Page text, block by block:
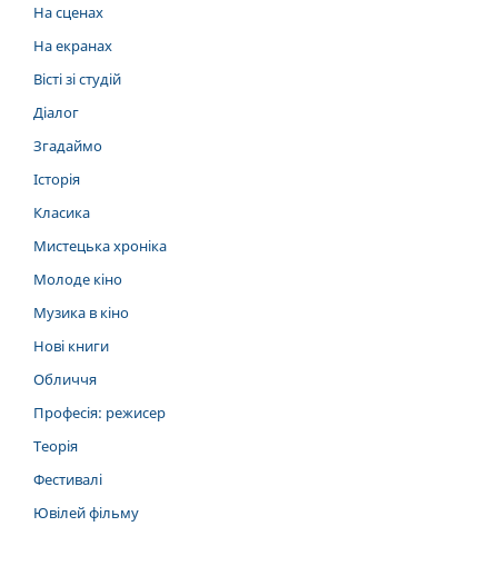
На сценах
На екранах
Вісті зі студій
Діалог
Згадаймо
Історія
Класика
Мистецька хроніка
Молоде кіно
Музика в кіно
Нові книги
Обличчя
Професія: режисер
Теорія
Фестивалі
Ювілей фільму